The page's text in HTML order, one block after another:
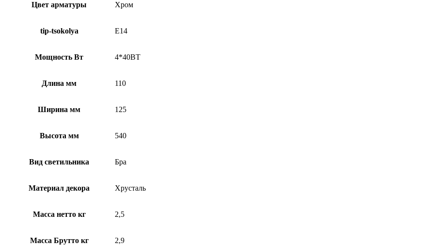
Цвет арматуры Хром
tip-tsokolya E14
Мощность Вт 4*40ВТ
Длина мм 110
Ширина мм 125
Высота мм 540
Вид светильника Бра
Материал декора Хрусталь
Масса нетто кг 2,5
Масса Брутто кг 2,9